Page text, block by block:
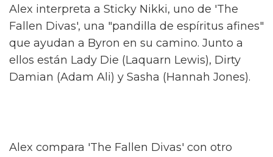
Alex, conocido por sus papeles en el escenario
como queer".